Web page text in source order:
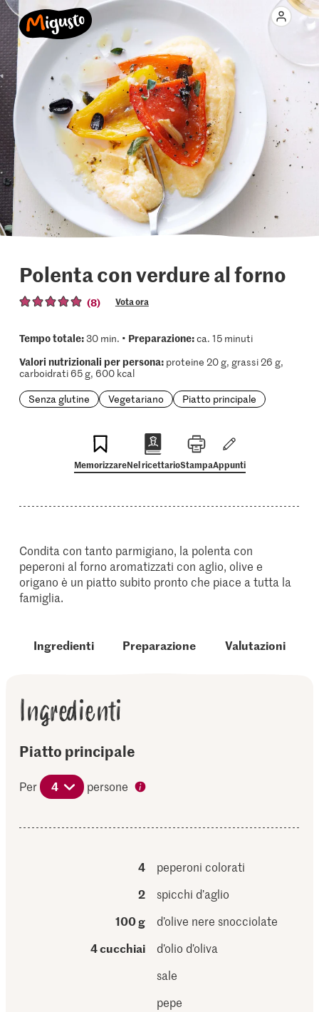
Polenta con verdure al forno
(8) Vota ora
Tempo totale:30 min. • Preparazione:ca. 15 minuti
Valori nutrizionali per persona:proteine 20 g, grassi 26 g,
carboidrati 65 g, 600 kcal
Senza glutine
Vegetariano Piatto principale
MemorizzareNel ricettarioStampaAppunti
Condita con tanto parmigiano, la polenta con
peperoni al forno aromatizzati con aglio, olive e
origano è un piatto subito pronto che piace a tutta la
famiglia.
Ingredienti Preparazione Valutazioni
Ingredienti
Piatto principale
Per 4 persone
4
peperoni colorati
2
spicchi d’aglio
100 g
d’olive nere snocciolate
4 cucchiai
d’olio d’oliva
sale
pepe